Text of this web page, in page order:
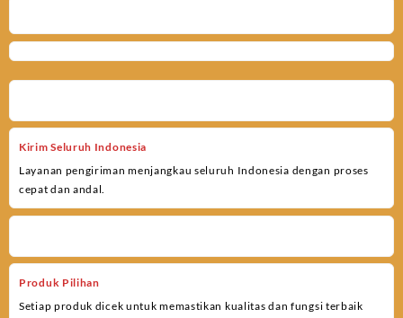
Kirim Seluruh Indonesia
Layanan pengiriman menjangkau seluruh Indonesia dengan proses
cepat dan andal.
Produk Pilihan
Setiap produk dicek untuk memastikan kualitas dan fungsi terbaik